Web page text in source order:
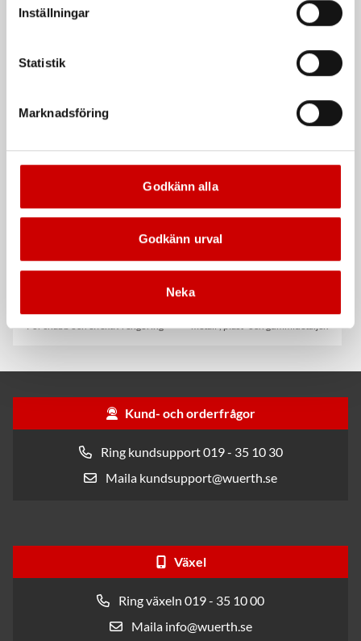
Inställningar
Statistik
Marknadsföring
Godkänn alla
Godkänn urval
Neka
Dispenserbox med 100 st.
Kampanj
För snabb och effektiv rengöring
Kampanj
Cyanoakrylatlim för limning av
metall-, plast- och gummidetaljer.
Kund- och orderfrågor
Ring kundsupport 019 - 35 10 30
Maila kundsupport@wuerth.se
Växel
Ring växeln 019 - 35 10 00
Maila info@wuerth.se